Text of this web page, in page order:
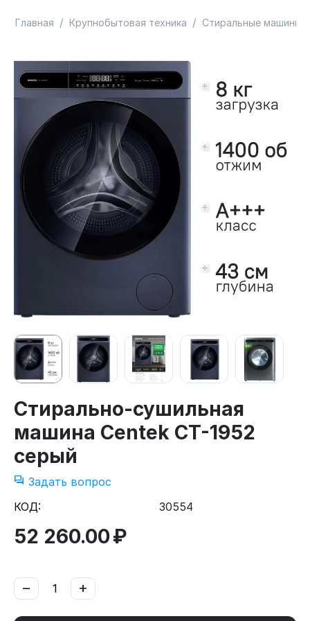
Главная / Крупнобытовая техника / Стиральные машины
Стирально-сушильная
машина Centek CT-1952
серый
Задать вопрос
КОД:
30554
52 260.00₽
+
−